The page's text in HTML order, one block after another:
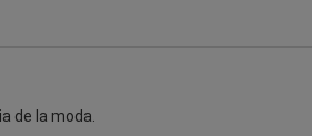
de la moda.